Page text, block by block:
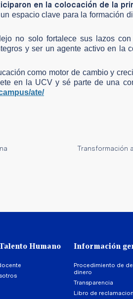
en la colocación de la
espacio clave para la formación
no solo fortalece sus lazos
y ser un agente activo en la
como motor de cambio y
en la UCV y sé parte de una
ate/
Transformación
Humano Información
Procedimiento de
dinero
Transparencia
Libro de